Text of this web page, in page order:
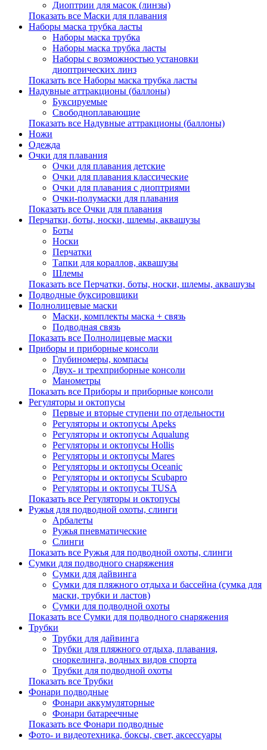
Диоптрии для масок (линзы)
Показать все Маски для плавания
Наборы маска трубка ласты
Наборы маска трубка
Наборы маска трубка ласты
Наборы с возможностью установки
диоптрических линз
Показать все Наборы маска трубка ласты
Надувные аттракционы (баллоны)
Буксируемые
Свободноплавающие
Показать все Надувные аттракционы (баллоны)
Ножи
Одежда
Очки для плавания
Очки для плавания детские
Очки для плавания классические
Очки для плавания с диоптриями
Очки-полумаски для плавания
Показать все Очки для плавания
Перчатки, боты, носки, шлемы, аквашузы
Боты
Носки
Перчатки
Тапки для кораллов, аквашузы
Шлемы
Показать все Перчатки, боты, носки, шлемы, аквашузы
Подводные буксировщики
Полнолицевые маски
Маски, комплекты маска + связь
Подводная связь
Показать все Полнолицевые маски
Приборы и приборные консоли
Глубиномеры, компасы
Двух- и трехприборные консоли
Манометры
Показать все Приборы и приборные консоли
Регуляторы и октопусы
Первые и вторые ступени по отдельности
Регуляторы и октопусы Apeks
Регуляторы и октопусы Aqualung
Регуляторы и октопусы Hollis
Регуляторы и октопусы Mares
Регуляторы и октопусы Oceanic
Регуляторы и октопусы Scubapro
Регуляторы и октопусы TUSA
Показать все Регуляторы и октопусы
Ружья для подводной охоты, слинги
Арбалеты
Ружья пневматические
Слинги
Показать все Ружья для подводной охоты, слинги
Сумки для подводного снаряжения
Сумки для дайвинга
Сумки для пляжного отдыха и бассейна (сумка для
маски, трубки и ластов)
Сумки для подводной охоты
Показать все Сумки для подводного снаряжения
Трубки
Трубки для дайвинга
Трубки для пляжного отдыха, плавания,
сноркелинга, водных видов спорта
Трубки для подводной охоты
Показать все Трубки
Фонари подводные
Фонари аккумуляторные
Фонари батареечные
Показать все Фонари подводные
Фото- и видеотехника, боксы, свет, аксессуары